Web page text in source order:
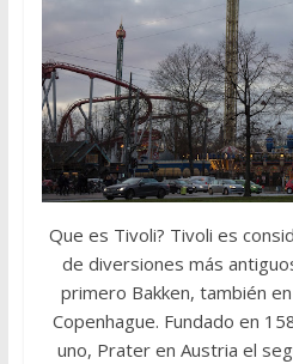
Que es Tivoli? Tivoli es
de diversiones más
primero Bakken, también
Copenhague. Fundado en
uno, Prater en Austria el